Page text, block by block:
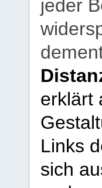
jeder
erklärt
Links
sich